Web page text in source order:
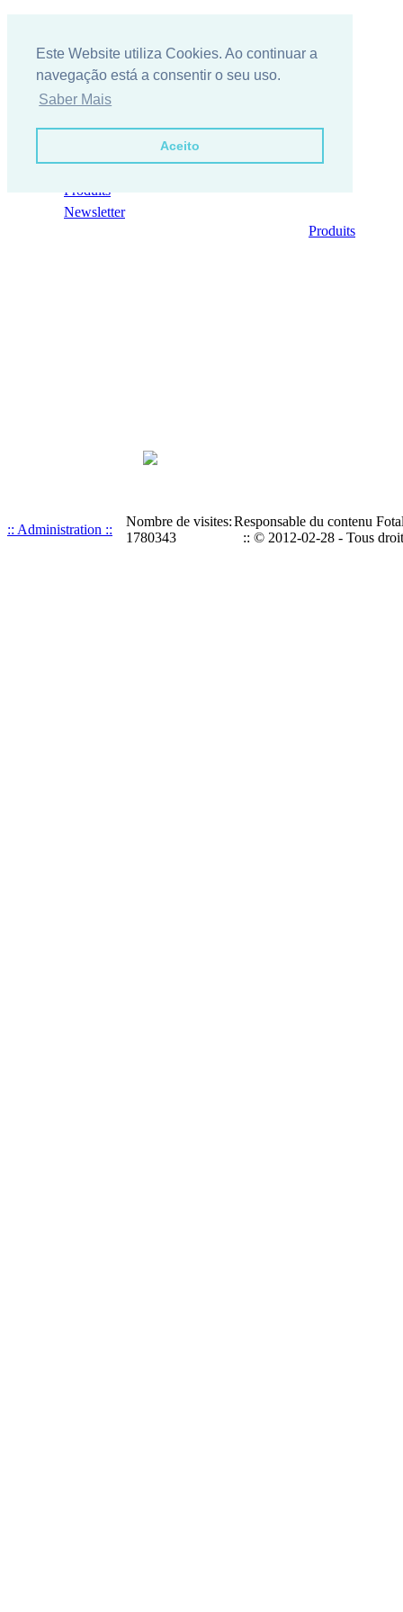
Este Website utiliza Cookies. Ao continuar a
navegação está a consentir o seu uso.
Saber Mais
Aceito
Contactez-nous
Produits
Newsletter
Produits
:: Administration ::
Nombre de visites:
1780343
Responsable du contenu
:: © 2012-02-28 - Tous